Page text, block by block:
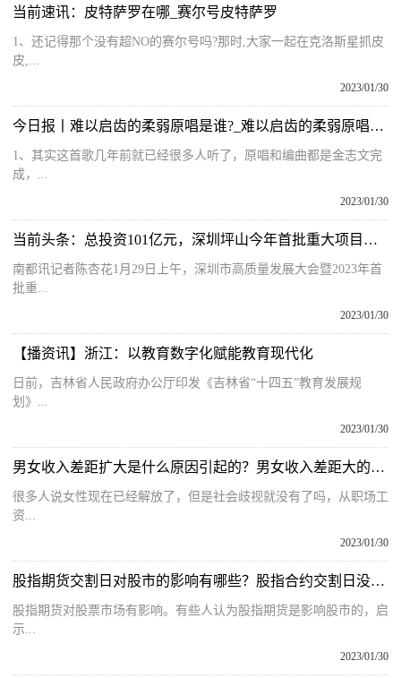
当前速讯：皮特萨罗在哪_赛尔号皮特萨罗
1、还记得那个没有超NO的赛尔号吗?那时,大家一起在克洛斯星抓皮
皮,...
2023/01/30
今日报丨难以启齿的柔弱原唱是谁?_难以启齿的柔弱原唱是谁
1、其实这首歌几年前就已经很多人听了，原唱和编曲都是金志文完
成，...
2023/01/30
当前头条：总投资101亿元，深圳坪山今年首批重大项目集中启动
南都讯记者陈杏花1月29日上午，深圳市高质量发展大会暨2023年首
批重...
2023/01/30
【播资讯】浙江：以教育数字化赋能教育现代化
日前，吉林省人民政府办公厅印发《吉林省“十四五”教育发展规
划》...
2023/01/30
男女收入差距扩大是什么原因引起的？男女收入差距大的危害
很多人说女性现在已经解放了，但是社会歧视就没有了吗，从职场工
资...
2023/01/30
股指期货交割日对股市的影响有哪些？股指合约交割日没有平仓如何处理？
股指期货对股票市场有影响。有些人认为股指期货是影响股市的，启
示...
2023/01/30